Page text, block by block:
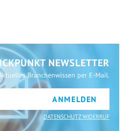
NEWSLETTER
Branchenwissen per E-Mail.
ANMELDEN
DATENSCHUTZ WIDERRUF